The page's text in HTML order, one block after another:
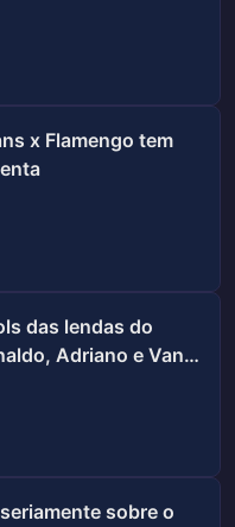
x Flamengo tem
das lendas do
Adriano e Van
sobre o